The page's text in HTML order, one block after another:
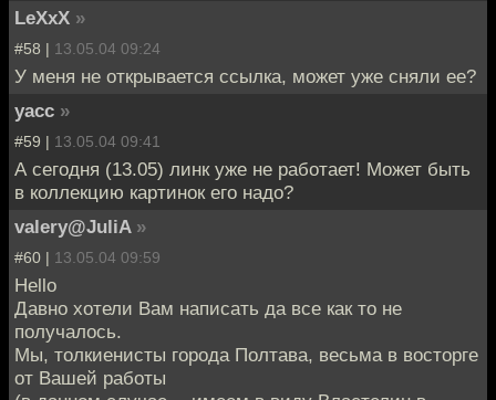
LeXxX »
#58 | 13.05.04 09:24
У меня не открывается ссылка, может уже сняли ее?
yacc »
#59 | 13.05.04 09:41
А сегодня (13.05) линк уже не работает! Может быть
в коллекцию картинок его надо?
valery@JuliA »
#60 | 13.05.04 09:59
Hello
Давно хотели Вам написать да все как то не
получалось.
Мы, толкиенисты города Полтава, весьма в восторге
от Вашей работы